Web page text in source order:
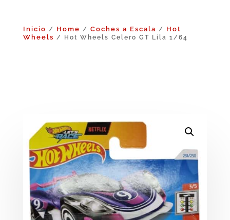
Inicio / Home / Coches a Escala / Hot
Wheels / Hot Wheels Celero GT Lila 1/64